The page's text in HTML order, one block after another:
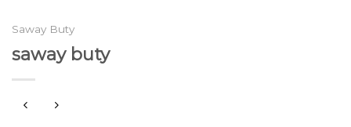
Saway Buty
saway buty